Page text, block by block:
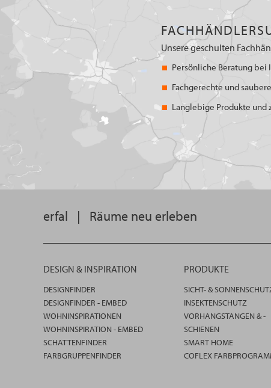
Unsere geschulten
Persönliche Beratung bei
Fachgerechte und
Langlebige Produkte und
erfal | Räume neu erleben
DESIGN & INSPIRATION
DESIGNFINDER
DESIGNFINDER - EMBED
WOHNINSPIRATIONEN
WOHNINSPIRATION - EMBED
SCHATTENFINDER
FARBGRUPPENFINDER
PRODUKTE
SICHT- &
INSEKTENSCHUTZ
VORHANGSTANGEN & -
SCHIENEN
SMART HOME
COFLEX